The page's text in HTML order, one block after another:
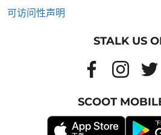
可访问性声明
STALK US
SCOOT